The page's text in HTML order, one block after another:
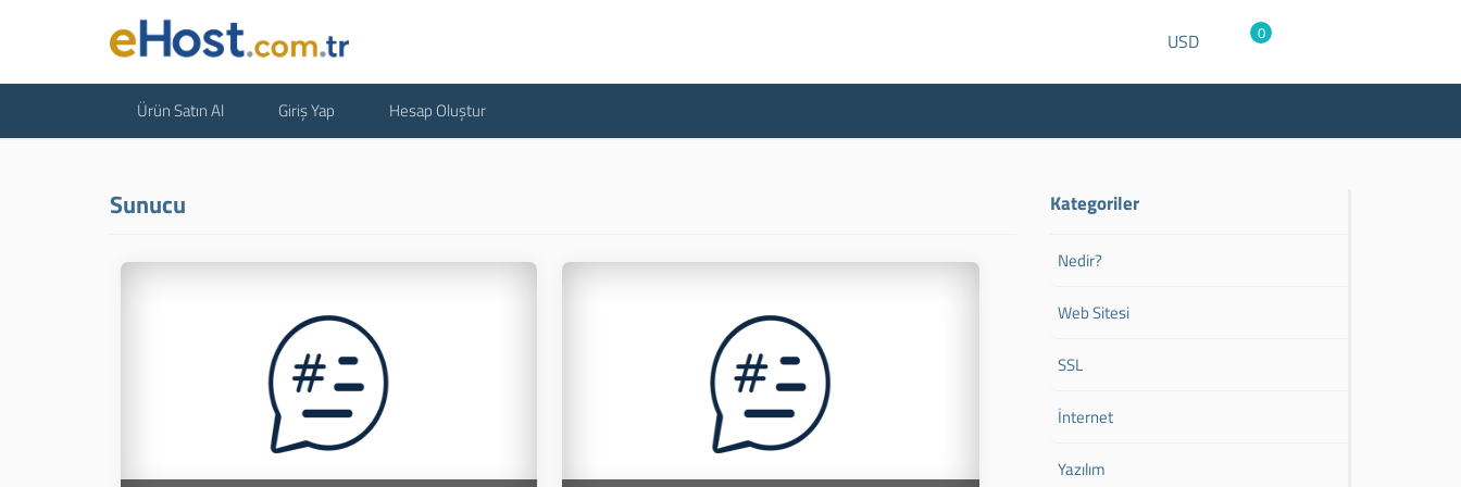
USD 0
Ürün Satın Al Giriş Yap Hesap Oluştur
Sunucu Kategoriler
Nedir?
Web Sitesi
SSL
İnternet
Yazılım